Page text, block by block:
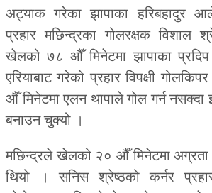
अट्याक गरेका झापाका हरिबहादुर
प्रहार मछिन्द्रका गोलरक्षक विशाल
खेलको ७८ औँ मिनेटमा झापाका प्रदिप
एरियाबाट गरेको प्रहार विपक्षी
औँ मिनेटमा एलन थापाले गोल गर्न नसक्दा
बनाउन चुक्यो ।
मछिन्द्रले खेलको २० औँ मिनेटमा अग्रता
थियो । सनिस श्रेष्ठको कर्नर